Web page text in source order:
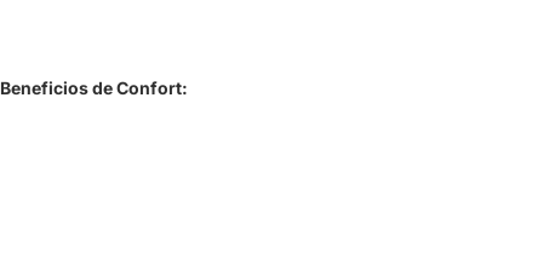
Beneficios de Confort: